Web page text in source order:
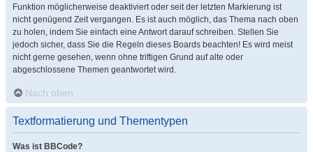
Funktion möglicherweise deaktiviert oder seit der letzten Markierung ist
nicht genügend Zeit vergangen. Es ist auch möglich, das Thema nach oben
zu holen, indem Sie einfach eine Antwort darauf schreiben. Stellen Sie
jedoch sicher, dass Sie die Regeln dieses Boards beachten! Es wird meist
nicht gerne gesehen, wenn ohne triftigen Grund auf alte oder
abgeschlossene Themen geantwortet wird.
Nach oben
Textformatierung und Thementypen
Was ist BBCode?